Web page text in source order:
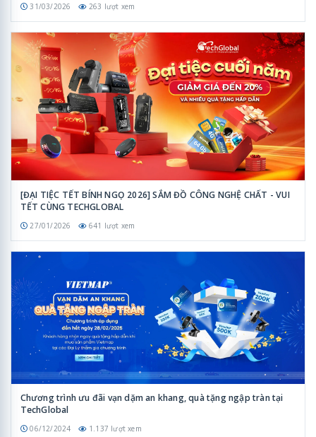
31/03/2026 263 lượt xem
[ĐẠI TIỆC TẾT BÍNH NGỌ 2026] SẮM ĐỒ CÔNG NGHỆ CHẤT - VUI
TẾT CÙNG TECHGLOBAL
27/01/2026 641 lượt xem
Chương trình ưu đãi vạn dặm an khang, quà tặng ngập tràn tại
TechGlobal
06/12/2024 1.137 lượt xem